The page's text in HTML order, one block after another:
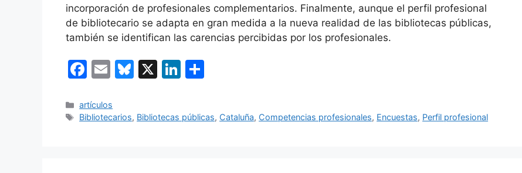
incorporación de profesionales complementarios. Finalmente, aunque el perfil profesional
de bibliotecario se adapta en gran medida a la nueva realidad de las bibliotecas públicas,
también se identifican las carencias percibidas por los profesionales.
F
c
e
E
ai
l
Bl
s
X
Li
e p
Categorías
artículos
Etiquetas
Bibliotecarios, Bibliotecas públicas, Cataluña, Competencias profesionales, Encuestas, Perfil profesional